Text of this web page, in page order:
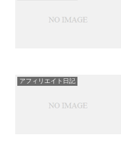
アフィリエイト日記